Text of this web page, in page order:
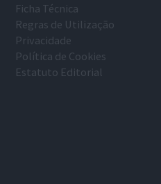
Ficha Técnica
Regras de Utilização
Privacidade
Política de Cookies
Estatuto Editorial